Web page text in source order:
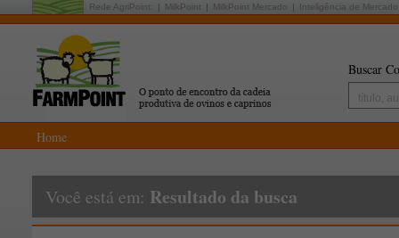
Rede AgriPoint: MilkPoint MilkPoint Mercado Inteligência de Mercado
Buscar
Home
Você está em: Resultado da busca